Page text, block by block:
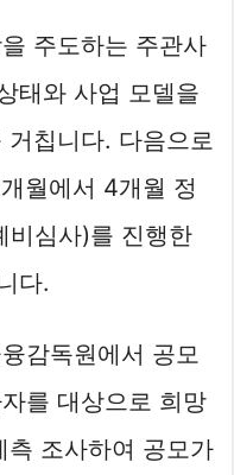
주도하는 주관사
태와 사업 모델을
칩니다. 다음으로
월에서 4개월 정
비심사)를 진행한
다.
감독원에서 공모
를 대상으로 희망
측 조사하여 공모가